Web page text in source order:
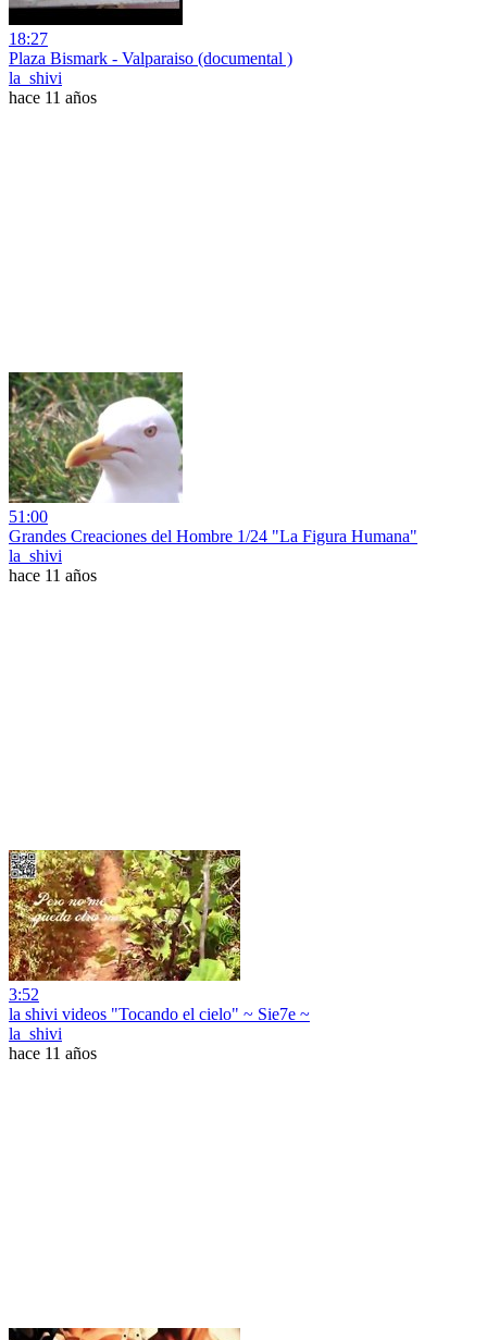
18:27
Plaza Bismark - Valparaiso (documental )
la_shivi
hace 11 años
51:00
Grandes Creaciones del Hombre 1/24 "La Figura Humana"
la_shivi
hace 11 años
3:52
la shivi videos "Tocando el cielo" ~ Sie7e ~
la_shivi
hace 11 años